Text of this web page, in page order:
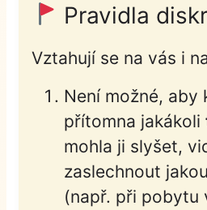
Pravidla
Vztahují se na vás i
Není možné, aby
přítomna jakákoli
mohla ji slyšet,
zaslechnout
(např. při pobytu